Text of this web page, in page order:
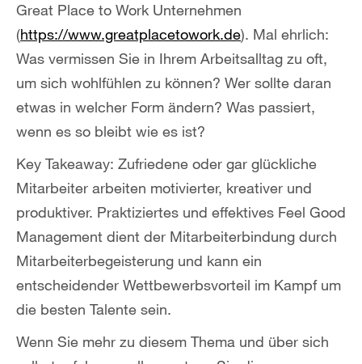
Great Place to Work Unternehmen
(https://www.greatplacetowork.de). Mal ehrlich:
Was vermissen Sie in Ihrem Arbeitsalltag zu oft,
um sich wohlfühlen zu können? Wer sollte daran
etwas in welcher Form ändern? Was passiert,
wenn es so bleibt wie es ist?
Key Takeaway: Zufriedene oder gar glückliche
Mitarbeiter arbeiten motivierter, kreativer und
produktiver. Praktiziertes und effektives Feel Good
Management dient der Mitarbeiterbindung durch
Mitarbeiterbegeisterung und kann ein
entscheidender Wettbewerbsvorteil im Kampf um
die besten Talente sein.
Wenn Sie mehr zu diesem Thema und über sich